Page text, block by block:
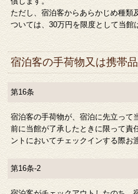
ただし、宿泊客からあらかじめ種類
ついては、30万円を限度として当館
宿泊客の手荷物又は携帯
第16条
宿泊客の手荷物が、宿泊に先立って
前に当館が了承したときに限って責
ントにおいてチェックインする際お
第16条-2